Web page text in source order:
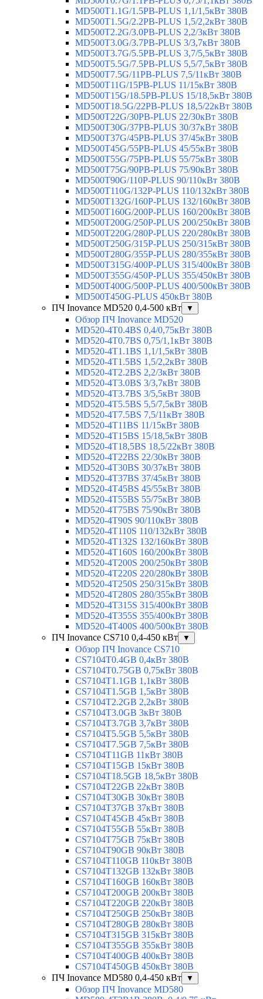
MD500T1.1G/1.5PB-PLUS 1,1/1,5кВт 380В
MD500T1.5G/2.2PB-PLUS 1,5/2,2кВт 380В
MD500T2.2G/3.0PB-PLUS 2,2/3кВт 380В
MD500T3.0G/3.7PB-PLUS 3/3,7кВт 380В
MD500T3.7G/5.5PB-PLUS 3,7/5,5кВт 380В
MD500T5.5G/7.5PB-PLUS 5,5/7,5кВт 380В
MD500T7.5G/11PB-PLUS 7,5/11кВт 380В
MD500T11G/15PB-PLUS 11/15кВт 380В
MD500T15G/18.5PB-PLUS 15/18,5кВт 380В
MD500T18.5G/22PB-PLUS 18,5/22кВт 380В
MD500T22G/30PB-PLUS 22/30кВт 380В
MD500T30G/37PB-PLUS 30/37кВт 380В
MD500T37G/45PB-PLUS 37/45кВт 380В
MD500T45G/55PB-PLUS 45/55кВт 380В
MD500T55G/75PB-PLUS 55/75кВт 380В
MD500T75G/90PB-PLUS 75/90кВт 380В
MD500T90G/110P-PLUS 90/110кВт 380В
MD500T110G/132P-PLUS 110/132кВт 380В
MD500T132G/160P-PLUS 132/160кВт 380В
MD500T160G/200P-PLUS 160/200кВт 380В
MD500T200G/250P-PLUS 200/250кВт 380В
MD500T220G/280P-PLUS 220/280кВт 380В
MD500T250G/315P-PLUS 250/315кВт 380В
MD500T280G/355P-PLUS 280/355кВт 380В
MD500T315G/400P-PLUS 315/400кВт 380В
MD500T355G/450P-PLUS 355/450кВт 380В
MD500T400G/500P-PLUS 400/500кВт 380В
MD500T450G-PLUS 450кВт 380В
ПЧ Inovance MD520 0,4-500 кВт
▼
Обзор ПЧ Inovance MD520
MD520-4T0.4BS 0,4/0,75кВт 380В
MD520-4T0.7BS 0,75/1,1кВт 380В
MD520-4T1.1BS 1,1/1,5кВт 380В
MD520-4T1.5BS 1,5/2,2кВт 380В
MD520-4T2.2BS 2,2/3кВт 380В
MD520-4T3.0BS 3/3,7кВт 380В
MD520-4T3.7BS 3/5,5кВт 380В
MD520-4T5.5BS 5,5/7,5кВт 380В
MD520-4T7.5BS 7,5/11кВт 380В
MD520-4T11BS 11/15кВт 380В
MD520-4T15BS 15/18,5кВт 380В
MD520-4T18,5BS 18,5/22кВт 380В
MD520-4T22BS 22/30кВт 380В
MD520-4T30BS 30/37кВт 380В
MD520-4T37BS 37/45кВт 380В
MD520-4T45BS 45/55кВт 380В
MD520-4T55BS 55/75кВт 380В
MD520-4T75BS 75/90кВт 380В
MD520-4T90S 90/110кВт 380В
MD520-4T110S 110/132кВт 380В
MD520-4T132S 132/160кВт 380В
MD520-4T160S 160/200кВт 380В
MD520-4T200S 200/250кВт 380В
MD520-4T220S 220/280кВт 380В
MD520-4T250S 250/315кВт 380В
MD520-4T280S 280/355кВт 380В
MD520-4T315S 315/400кВт 380В
MD520-4T355S 355/400кВт 380В
MD520-4T400S 400/500кВт 380В
ПЧ Inovance CS710 0,4-450 кВт
▼
Обзор ПЧ Inovance CS710
CS7104T0.4GB 0,4кВт 380В
CS7104T0.75GB 0,75кВт 380В
CS7104T1.1GB 1,1кВт 380В
CS7104T1.5GB 1,5кВт 380В
CS7104T2.2GB 2,2кВт 380В
CS7104T3.0GB 3кВт 380В
CS7104T3.7GB 3,7кВт 380В
CS7104T5.5GB 5,5кВт 380В
CS7104T7.5GB 7,5кВт 380В
CS7104T11GB 11кВт 380В
CS7104T15GB 15кВт 380В
CS7104T18.5GB 18,5кВт 380В
CS7104T22GB 22кВт 380В
CS7104T30GB 30кВт 380В
CS7104T37GB 37кВт 380В
CS7104T45GB 45кВт 380В
CS7104T55GB 55кВт 380В
CS7104T75GB 75кВт 380В
CS7104T90GB 90кВт 380В
CS7104T110GB 110кВт 380В
CS7104T132GB 132кВт 380В
CS7104T160GB 160кВт 380В
CS7104T200GB 200кВт 380В
CS7104T220GB 220кВт 380В
CS7104T250GB 250кВт 380В
CS7104T280GB 280кВт 380В
CS7104T315GB 315кВт 380В
CS7104T355GB 355кВт 380В
CS7104T400GB 400кВт 380В
CS7104T450GB 450кВт 380В
ПЧ Inovance MD580 0,4-450 кВт
▼
Обзор ПЧ Inovance MD580